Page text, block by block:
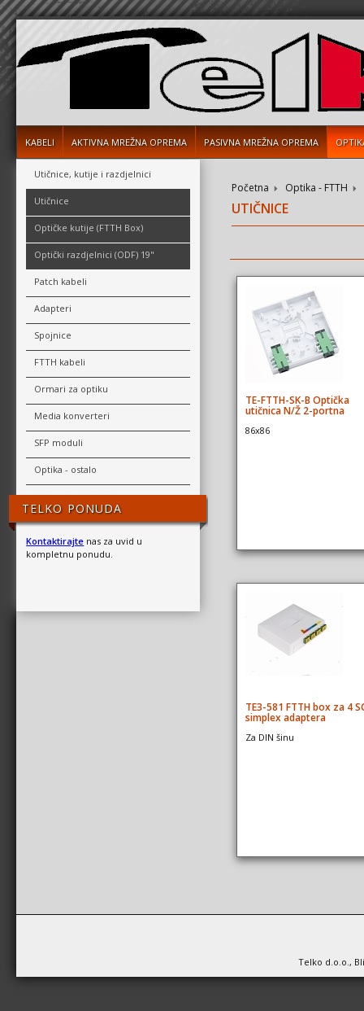
KABELI AKTIVNA MREŽNA OPREMA PASIVNA MREŽNA OPREMA
Utičnice, kutije i razdjelnici
Utičnice
Optičke kutije (FTTH Box)
Optički razdjelnici (ODF) 19"
Patch kabeli
Adapteri
Spojnice
FTTH kabeli
Ormari za optiku
Media konverteri
SFP moduli
Optika - ostalo
TELKO PONUDA
Kontaktirajte nas za uvid u
kompletnu ponudu.
Početna Optika - FTTH
UTIČNICE
TE-FTTH-SK-B Optička
utičnica N/Ž 2-portna
86x86
TE3-581 FTTH box za 4
simplex adaptera
Za DIN šinu
Telko d.o.o.,